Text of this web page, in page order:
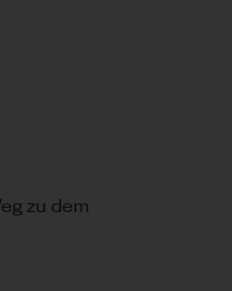
zu dem